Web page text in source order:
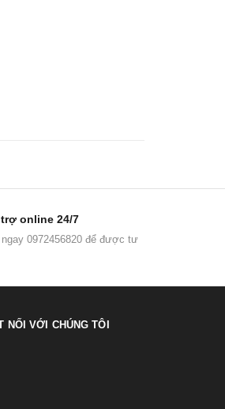
online 24/7
0972456820 để được tư
NỐI VỚI CHÚNG TÔI